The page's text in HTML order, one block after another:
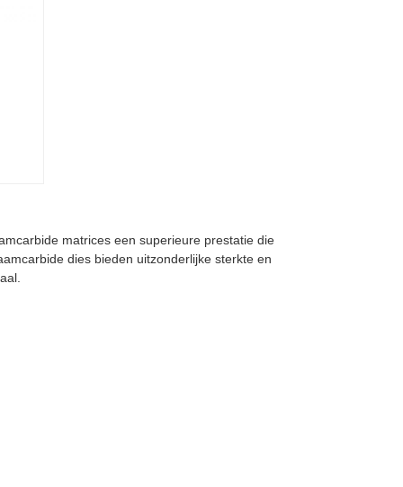
matrices een superieure prestatie die
dies bieden uitzonderlijke sterkte en